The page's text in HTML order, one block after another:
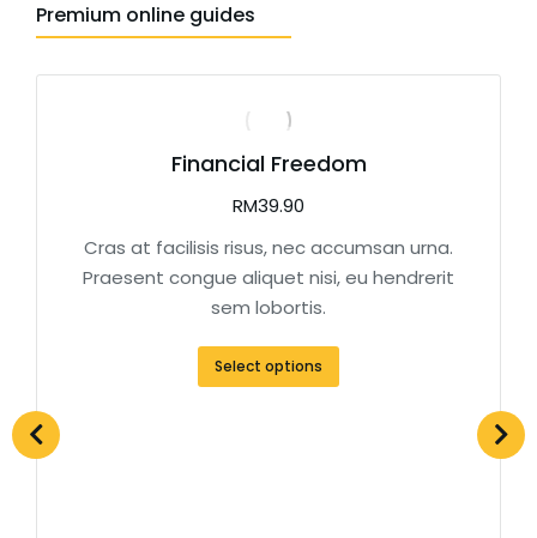
Premium online guides
Financial Freedom
RM39.90
Cras at facilisis risus, nec accumsan urna.
Praesent congue aliquet nisi, eu hendrerit
sem lobortis.
Select options